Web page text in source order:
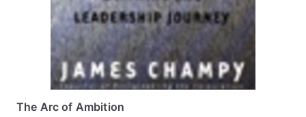
The Arc of Ambition